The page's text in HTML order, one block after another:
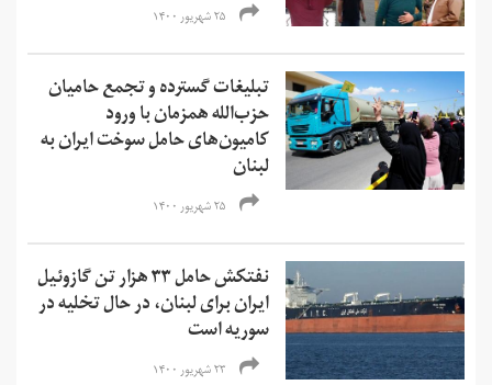
۲۵ شهریور ۱۴۰۰
تبلیغات گسترده و تجمع حامیان
حزب‌الله همزمان با ورود
کامیون‌های حامل سوخت ایران به
لبنان
۲۵ شهریور ۱۴۰۰
نفتکش حامل ۳۳ هزار تن گازوئیل
ایران برای لبنان، در حال تخلیه در
سوریه است
۲۳ شهریور ۱۴۰۰